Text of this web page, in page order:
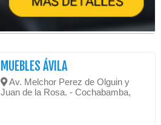
MUEBLES ÁVILA
Av. Melchor Perez de Olguin y
Juan de la Rosa. - Cochabamba,